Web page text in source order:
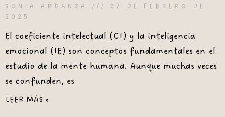
SONIA ARDANZA
27 DE FEBRERO DE
2025
El coeficiente intelectual (CI) y la inteligencia
emocional (IE) son conceptos fundamentales en el
estudio de la mente humana. Aunque muchas veces
se confunden, es
LEER MÁS »